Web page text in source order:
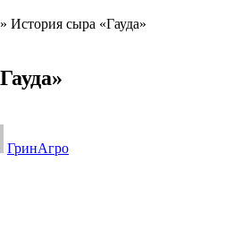
» История сыра «Гауда»
ГринАгро